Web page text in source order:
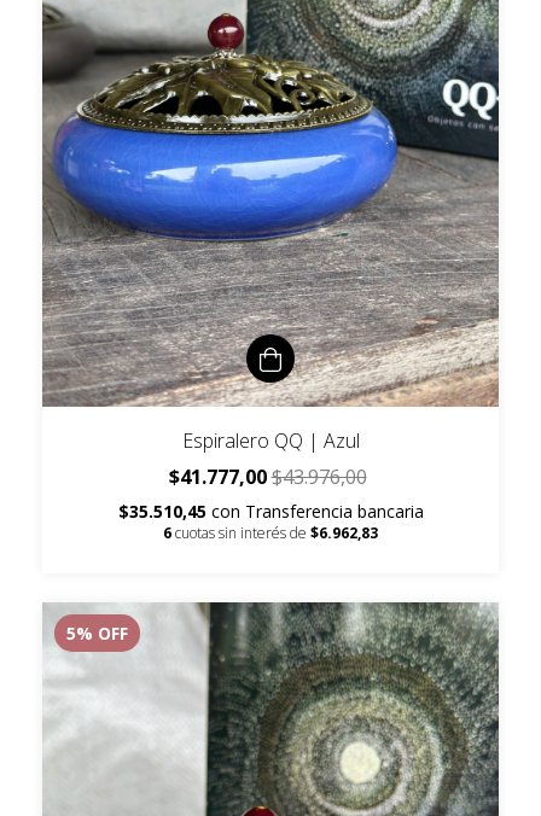
Espiralero QQ | Azul
$41.777,00$43.976,00
$35.510,45 con Transferencia bancaria
6cuotas sin interés de $6.962,83
5% OFF